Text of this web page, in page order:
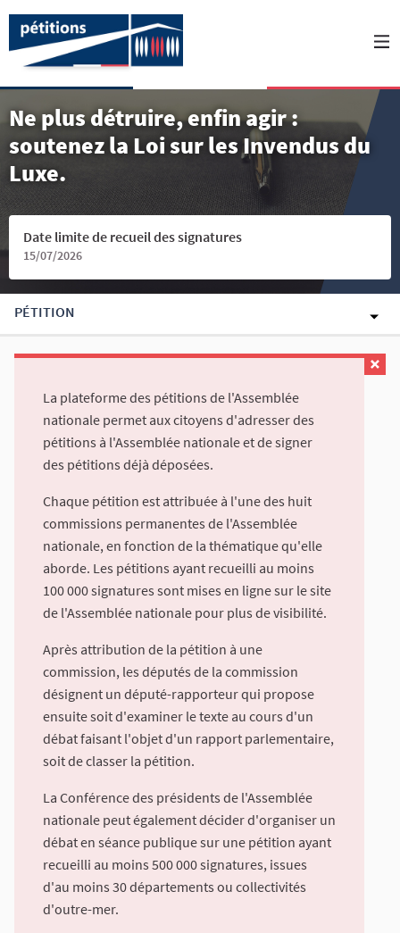
Ne plus détruire, enfin agir :
soutenez la Loi sur les Invendus du
Luxe.
Date limite de recueil des signatures
15/07/2026
PÉTITION
La plateforme des pétitions de l'Assemblée
nationale permet aux citoyens d'adresser des
pétitions à l'Assemblée nationale et de signer
des pétitions déjà déposées.
Chaque pétition est attribuée à l'une des huit
commissions permanentes de l'Assemblée
nationale, en fonction de la thématique qu'elle
aborde. Les pétitions ayant recueilli au moins
100 000 signatures sont mises en ligne sur le site
de l'Assemblée nationale pour plus de visibilité.
Après attribution de la pétition à une
commission, les députés de la commission
désignent un député-rapporteur qui propose
ensuite soit d'examiner le texte au cours d'un
débat faisant l'objet d'un rapport parlementaire,
soit de classer la pétition.
La Conférence des présidents de l'Assemblée
nationale peut également décider d'organiser un
débat en séance publique sur une pétition ayant
recueilli au moins 500 000 signatures, issues
d'au moins 30 départements ou collectivités
d'outre-mer.